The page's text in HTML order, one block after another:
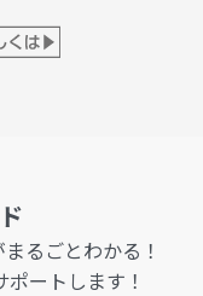
るごとわかる！
ートします！